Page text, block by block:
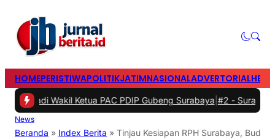
HOMEPERISTIWAPOLITIKJATIMNASIONALADVERTORIAL
Ketua PAC PDIP Gubeng Surabaya|#2 -Surabaya Bersiap
News
Beranda » Index Berita » Tinjau Kesiapan RPH Surabaya, Budi